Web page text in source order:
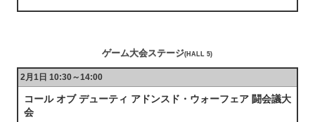
ゲーム大会ステージ(HALL 5)
2月1日 10:30～14:00
コール オブ デューティ アドンスド・ウォーフェア 闘会議大
会